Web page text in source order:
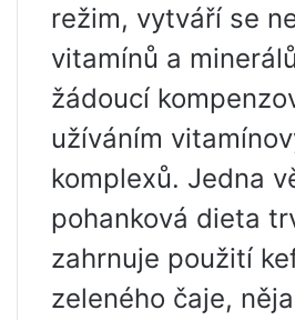
režim, vytváří se
vitamínů a
žádoucí
užíváním
komplexů. Jedna
pohanková dieta
zahrnuje použití
zeleného čaje,